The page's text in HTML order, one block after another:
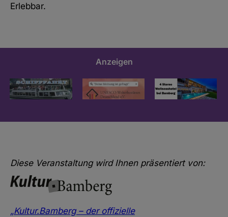
Erlebbar.
Anzeigen
Diese Veranstaltung wird Ihnen präsentiert von:
„Kultur.Bamberg – der offizielle